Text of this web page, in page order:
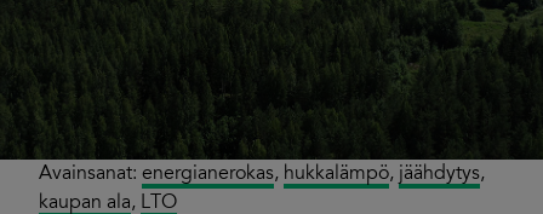
Avainsanat: energianerokas, hukkalämpö, jäähdytys,
kaupan ala, LTO